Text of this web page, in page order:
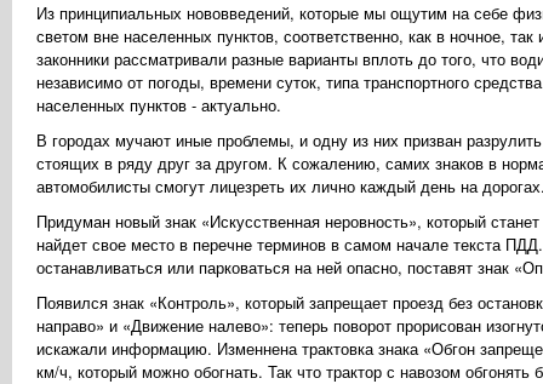
Из принципиальных нововведений, которые мы ощутим на себе
светом вне населенных пунктов, соответственно, как в ночное,
законники рассматривали разные варианты вплоть до того, что
независимо от погоды, времени суток, типа транспортного
населенных пунктов - актуально.
В городах мучают иные проблемы, и одну из них призван
стоящих в ряду друг за другом. К сожалению, самих знаков в
автомобилисты смогут лицезреть их лично каждый день на
Придуман новый знак «Искусственная неровность», который
найдет свое место в перечне терминов в самом начале текста
останавливаться или парковаться на ней опасно, поставят знак
Появился знак «Контроль», который запрещает проезд без
направо» и «Движение налево»: теперь поворот прорисован
искажали информацию. Изменнена трактовка знака «Обгон
км/ч, который можно обогнать. Так что трактор с навозом